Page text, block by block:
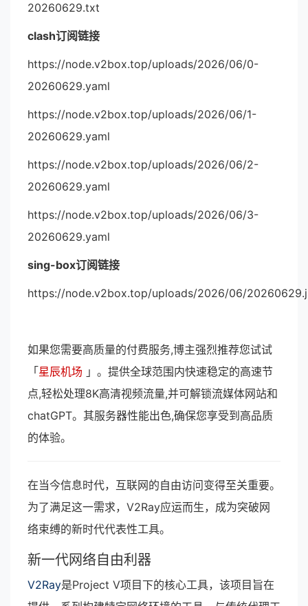
20260629.txt
clash订阅链接
https://node.v2box.top/uploads/2026/06/0-
20260629.yaml
https://node.v2box.top/uploads/2026/06/1-
20260629.yaml
https://node.v2box.top/uploads/2026/06/2-
20260629.yaml
https://node.v2box.top/uploads/2026/06/3-
20260629.yaml
sing-box订阅链接
https://node.v2box.top/uploads/2026/06/
如果您需要高质量的付费服务,博主强烈推荐您试试
「 星辰机场 」。提供全球范围内快速稳定的高速节
点,轻松处理8K高清视频流量,并可解锁流媒体网站和
chatGPT。其服务器性能出色,确保您享受到高品质
的体验。
在当今信息时代，互联网的自由访问变得至关重要。
为了满足这一需求，V2Ray应运而生，成为突破网
络束缚的新时代代表性工具。
新一代网络自由利器
V2Ray是Project V项目下的核心工具，该项目旨在